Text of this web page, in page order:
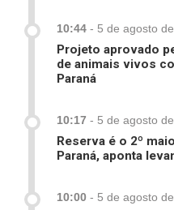
10:44 - 5 de agosto
Projeto aprovado
de animais vivos
Paraná
10:17 - 5 de agosto
Reserva é o 2º
Paraná, aponta
10:00 - 5 de agosto